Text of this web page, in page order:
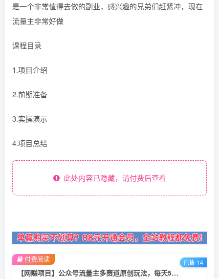
是一个非常值得去做的副业，感兴趣的兄弟们赶紧冲，现在
流量主非常好做
课程目录
1.项目介绍
2.前期准备
3.实操演示
4.项目总结
此处内容已隐藏，请付费后查看
【网赚项目】公众号流量主多赛道原创玩法，每天5分钟复制粘贴，月入1万＋
付费阅读 已售 14